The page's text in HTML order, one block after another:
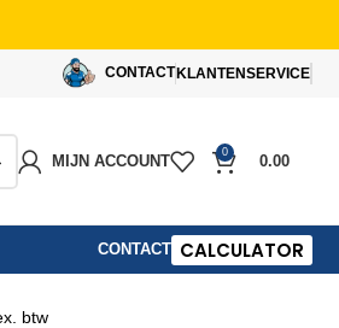
CONTACT KLANTENSERVICE
MIJN ACCOUNT
0
0.00
CONTACT CALCULATOR
btw